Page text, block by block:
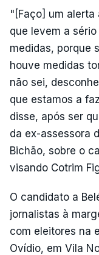
"[Faço] um alerta
que levem a
medidas, porque
houve medidas
não sei,
que estamos a
disse, após ser
da ex-assessora
Bichão, sobre o
visando Cotrim
O candidato a
jornalistas à
com eleitores na
Ovídio, em Vila